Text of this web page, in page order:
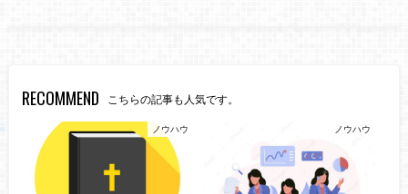
RECOMMEND こちらの記事も人気です。
ノウハウ ノウハウ